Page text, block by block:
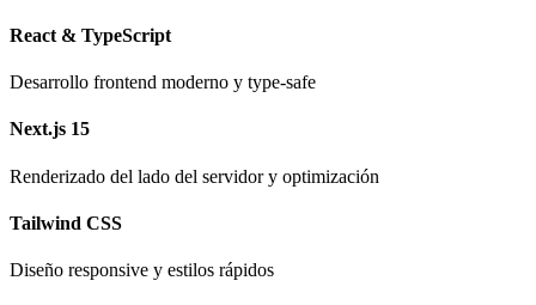
React & TypeScript
Desarrollo frontend moderno y type-safe
Next.js 15
Renderizado del lado del servidor y optimización
Tailwind CSS
Diseño responsive y estilos rápidos